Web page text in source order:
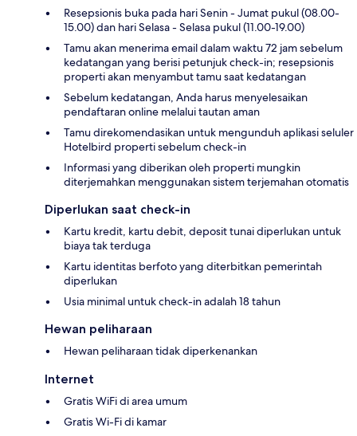
Resepsionis buka pada hari Senin - Jumat pukul (08.00-
15.00) dan hari Selasa - Selasa pukul (11.00-19.00)
Tamu akan menerima email dalam waktu 72 jam sebelum
kedatangan yang berisi petunjuk check-in; resepsionis
properti akan menyambut tamu saat kedatangan
Sebelum kedatangan, Anda harus menyelesaikan
pendaftaran online melalui tautan aman
Tamu direkomendasikan untuk mengunduh aplikasi seluler
Hotelbird properti sebelum check-in
Informasi yang diberikan oleh properti mungkin
diterjemahkan menggunakan sistem terjemahan otomatis
Diperlukan saat check-in
Kartu kredit, kartu debit, deposit tunai diperlukan untuk
biaya tak terduga
Kartu identitas berfoto yang diterbitkan pemerintah
diperlukan
Usia minimal untuk check-in adalah 18 tahun
Hewan peliharaan
Hewan peliharaan tidak diperkenankan
Internet
Gratis WiFi di area umum
Gratis Wi-Fi di kamar